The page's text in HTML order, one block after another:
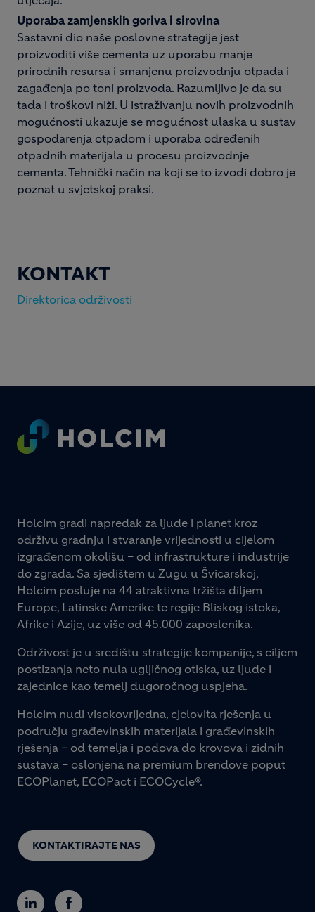
Uporaba zamjenskih goriva i sirovina
Sastavni dio naše poslovne strategije jest
proizvoditi više cementa uz uporabu manje
prirodnih resursa i smanjenu proizvodnju otpada i
zagađenja po toni proizvoda. Razumljivo je da su
tada i troškovi niži. U istraživanju novih proizvodnih
mogućnosti ukazuje se mogućnost ulaska u sustav
gospodarenja otpadom i uporaba određenih
otpadnih materijala u procesu proizvodnje
cementa. Tehnički način na koji se to izvodi dobro je
poznat u svjetskoj praksi.
KONTAKT
Direktorica održivosti
Footer
KONTAKTIRAJTE NAS
Holcim gradi napredak za ljude i planet kroz
održivu gradnju i stvaranje vrijednosti u cijelom
izgrađenom okolišu – od infrastrukture i industrije
do zgrada. Sa sjedištem u Zugu u Švicarskoj,
Holcim posluje na 44 atraktivna tržišta diljem
Europe, Latinske Amerike te regije Bliskog istoka,
Afrike i Azije, uz više od 45.000 zaposlenika.
Održivost je u središtu strategije kompanije, s ciljem
postizanja neto nula ugljičnog otiska, uz ljude i
zajednice kao temelj dugoročnog uspjeha.
Holcim nudi visokovrijedna, cjelovita rješenja u
području građevinskih materijala i građevinskih
rješenja – od temelja i podova do krovova i zidnih
sustava – oslonjena na premium brendove poput
ECOPlanet, ECOPact i ECOCycle®.